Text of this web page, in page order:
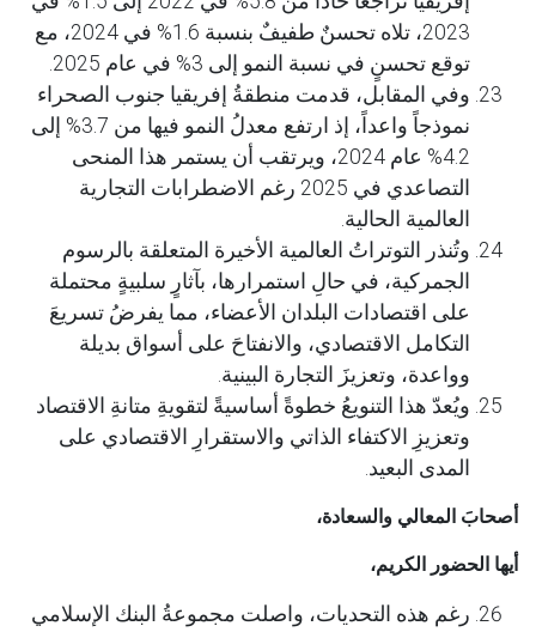
2023، تلاه تحسنٌ طفيفٌ بنسبة 1.6% في 2024، مع
توقع تحسنٍ في نسبة النمو إلى 3% في عام 2025.
وفي المقابل، قدمت منطقةُ إفريقيا جنوب الصحراء
نموذجاً واعداً، إذ ارتفع معدلُ النمو فيها من 3.7% إلى
4.2% عام 2024، ويرتقب أن يستمر هذا المنحى
التصاعدي في 2025 رغم الاضطرابات التجارية
العالمية الحالية.
وتُنذر التوتراتُ العالمية الأخيرة المتعلقة بالرسوم
الجمركية، في حالِ استمرارها، بآثارٍ سلبيةٍ محتملة
على اقتصادات البلدان الأعضاء، مما يفرضُ تسريعَ
التكامل الاقتصادي، والانفتاحَ على أسواق بديلة
وواعدة، وتعزيزَ التجارة البينية.
ويُعدّ هذا التنويعُ خطوةً أساسيةً لتقويةِ متانةِ الاقتصاد
وتعزيزِ الاكتفاء الذاتي والاستقرارِ الاقتصادي على
المدى البعيد.
أصحابَ المعالي والسعادة،
أيها الحضور الكريم،
رغم هذه التحديات، واصلت مجموعةُ البنك الإسلامي